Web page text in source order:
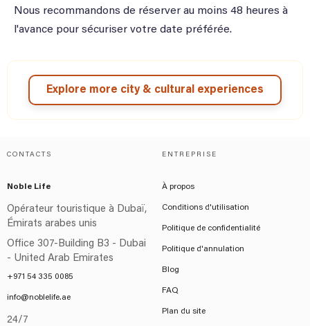
Nous recommandons de réserver au moins 48 heures à
l'avance pour sécuriser votre date préférée.
Explore more city & cultural experiences
CONTACTS
Noble Life
Opérateur touristique à Dubaï,
Émirats arabes unis
Office 307-Building B3 - Dubai
- United Arab Emirates
+971 54 335 0085
info@noblelife.ae
24/7
ENTREPRISE
À propos
Conditions d'utilisation
Politique de confidentialité
Politique d'annulation
Blog
FAQ
Plan du site